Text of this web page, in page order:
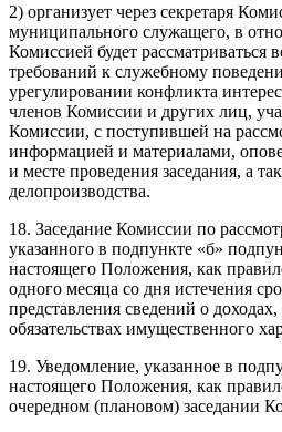
2) организует через секретаря
муниципального служащего, в
Комиссией будет рассматриваться
требований к служебному
урегулировании конфликта
членов Комиссии и других лиц,
Комиссии, с поступившей на
информацией и материалами,
и месте проведения заседания, а
делопроизводства.
18. Заседание Комиссии по
указанного в подпункте «б»
настоящего Положения, как
одного месяца со дня истечения
представления сведений о
обязательствах имущественного
19. Уведомление, указанное в
настоящего Положения, как
очередном (плановом) заседании